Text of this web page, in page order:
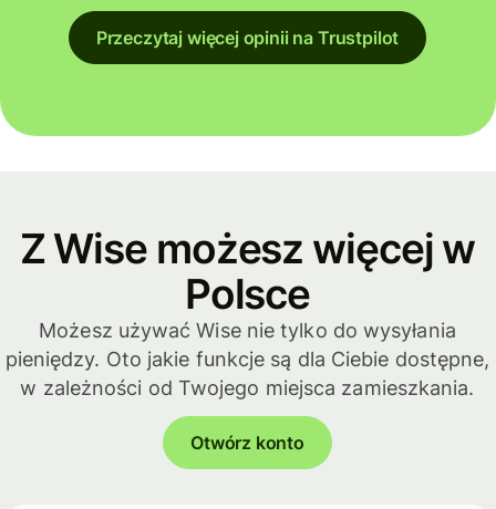
Przeczytaj więcej opinii na Trustpilot
Z Wise możesz więcej w
Polsce
Możesz używać Wise nie tylko do wysyłania
pieniędzy. Oto jakie funkcje są dla Ciebie dostępne,
w zależności od Twojego miejsca zamieszkania.
Otwórz konto